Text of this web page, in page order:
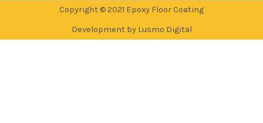
Copyright © 2021 Epoxy Floor Coating
Development by Lusmo Digital